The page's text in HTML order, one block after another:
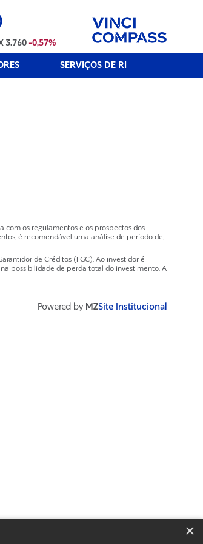
3.760 -0,57%
SERVIÇOS DE RI
com os regulamentos e os prospectos dos
é recomendável uma análise de período de,
de Créditos (FGC). Ao investidor é
possibilidade de perda total do investimento. A
Powered by MZSite Institucional
×